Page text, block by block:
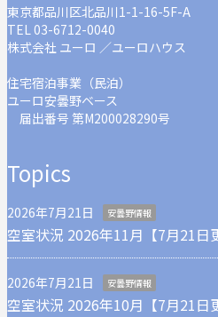
東京都品川区北品川1-1-16-5F-A
TEL 03-6712-0040
株式会社 ユーロ ／ユーロハウス
住宅宿泊事業（民泊）
ユーロ安曇野ベース
届出番号 第M200028290号
Topics
2026年7月21日 安曇野情報
空室状況 2026年11月【7月21日
2026年7月21日 安曇野情報
空室状況 2026年10月【7月21日